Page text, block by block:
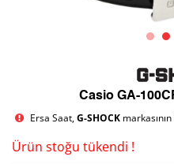
Casio GA-
Ersa Saat,G-SHOCK
Ürün stoğu tükendi !